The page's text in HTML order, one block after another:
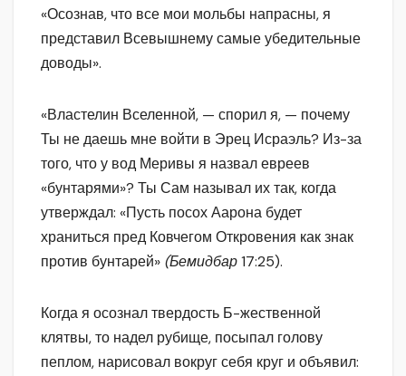
«Осознав, что все мои мольбы напрасны, я
представил Всевышнему самые убедительные
доводы».
«Властелин Вселенной, — спорил я, — почему
Ты не даешь мне войти в Эрец Исраэль? Из-за
того, что у вод Меривы я назвал евреев
«бунтарями»? Ты Сам называл их так, когда
утверждал: «Пусть посох Аарона будет
храниться пред Ковчегом Откровения как знак
против бунтарей» (Бемидбар17:25).
Когда я осознал твердость Б-жественной
клятвы, то надел рубище, посыпал голову
пеплом, нарисовал вокруг себя круг и объявил: